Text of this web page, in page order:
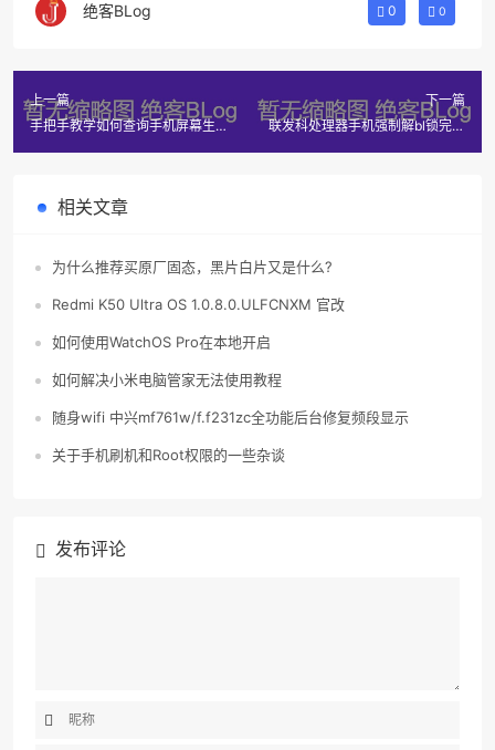
绝客BLog 0 0
上一篇
手把手教学如何查询手机屏幕生产
下一篇
联发科处理器手机强制解bl锁完整
相关文章
为什么推荐买原厂固态，黑片白片又是什么?
Redmi K50 Ultra OS 1.0.8.0.ULFCNXM 官改
如何使用WatchOS Pro在本地开启
如何解决小米电脑管家无法使用教程
随身wifi 中兴mf761w/f.f231zc全功能后台修复频段显示
关于手机刷机和Root权限的一些杂谈
发布评论